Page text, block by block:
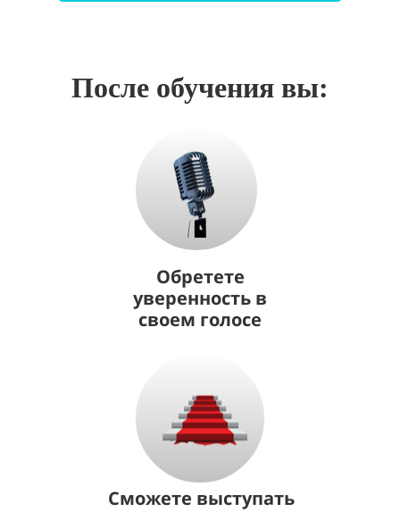
После обучения вы:
Обретете
уверенность в
своем голосе
Сможете выступать